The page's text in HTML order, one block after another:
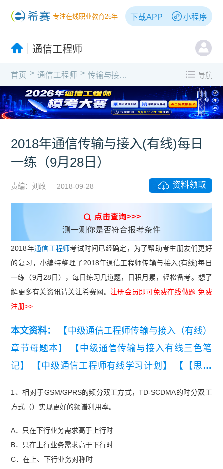
专注在线职业教育25年 下载APP 小程序
通信工程师
首页 > 通信工程师 > 传输与接入(有线) 导航
X
2018年通信传输与接入(有线)每日
一练（9月28日）
责编：刘政 2018-09-28 资料领取
2018年通信工程师考试时间已经确定，为了帮助考生朋友们更好
的复习，小编特整理了2018年通信工程师传输与接入(有线)每日
一练（9月28日），每日练习几道题，日积月累，轻松备考。想了
解更多有关资讯请关注希赛网。 注册会员即可免费在线做题 免费
注册>>
本文资料：
【中级通信工程师传输与接入（有线）
章节母题本】
【中级通信传输与接入有线三色笔
记】
【中级通信工程师有线学习计划】
【【思维
通信工程师有线传输与接入问答题背诵本】
021年中级通信工程师传输与接入（有线）真题汇
总】
1、相对于GSM/GPRS的频分双工方式，TD-SCDMA的时分双工
方式（）实现更好的频谱利用率。
A．只在下行业务需求高于上行时
B．只在上行业务需求高于下行时
C．在上、下行业务对称时